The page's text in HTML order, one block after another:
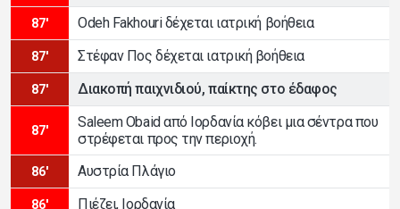
87' Odeh Fakhouri δέχεται ιατρική βοήθεια
87' Στέφαν Πος δέχεται ιατρική βοήθεια
87' Διακοπή παιχνιδιού, παίκτης στο έδαφος
87'
Saleem Obaid από Ιορδανία κόβει μια σέντρα που
στρέφεται προς την περιοχή.
86' Αυστρία Πλάγιο
86' Πιέζει, Ιορδανία